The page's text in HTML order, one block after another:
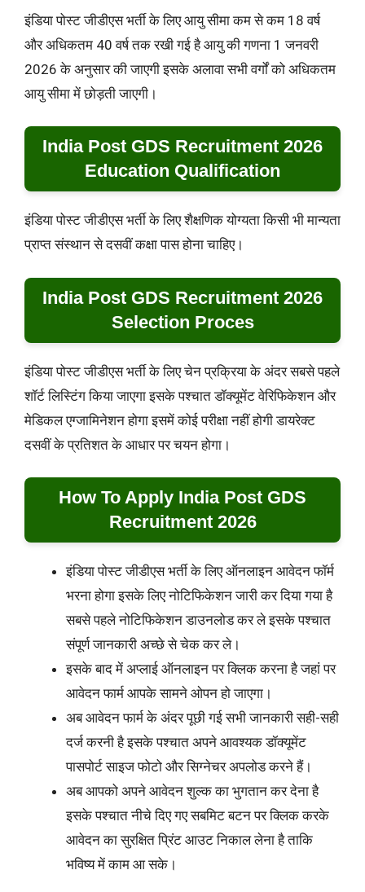
इंडिया पोस्ट जीडीएस भर्ती के लिए आयु सीमा कम से कम 18 वर्ष
और अधिकतम 40 वर्ष तक रखी गई है आयु की गणना 1 जनवरी
2026 के अनुसार की जाएगी इसके अलावा सभी वर्गों को अधिकतम
आयु सीमा में छोड़ती जाएगी।
India Post GDS Recruitment 2026
Education Qualification
इंडिया पोस्ट जीडीएस भर्ती के लिए शैक्षणिक योग्यता किसी भी मान्यता
प्राप्त संस्थान से दसवीं कक्षा पास होना चाहिए।
India Post GDS Recruitment 2026
Selection Proces
इंडिया पोस्ट जीडीएस भर्ती के लिए चेन प्रक्रिया के अंदर सबसे पहले
शॉर्ट लिस्टिंग किया जाएगा इसके पश्चात डॉक्यूमेंट वेरिफिकेशन और
मेडिकल एग्जामिनेशन होगा इसमें कोई परीक्षा नहीं होगी डायरेक्ट
दसवीं के प्रतिशत के आधार पर चयन होगा।
How To Apply India Post GDS
Recruitment 2026
इंडिया पोस्ट जीडीएस भर्ती के लिए ऑनलाइन आवेदन फॉर्म
भरना होगा इसके लिए नोटिफिकेशन जारी कर दिया गया है
सबसे पहले नोटिफिकेशन डाउनलोड कर ले इसके पश्चात
संपूर्ण जानकारी अच्छे से चेक कर ले।
इसके बाद में अप्लाई ऑनलाइन पर क्लिक करना है जहां पर
आवेदन फार्म आपके सामने ओपन हो जाएगा।
अब आवेदन फार्म के अंदर पूछी गई सभी जानकारी सही-सही
दर्ज करनी है इसके पश्चात अपने आवश्यक डॉक्यूमेंट
पासपोर्ट साइज फोटो और सिग्नेचर अपलोड करने हैं।
अब आपको अपने आवेदन शुल्क का भुगतान कर देना है
इसके पश्चात नीचे दिए गए सबमिट बटन पर क्लिक करके
आवेदन का सुरक्षित प्रिंट आउट निकाल लेना है ताकि
भविष्य में काम आ सके।